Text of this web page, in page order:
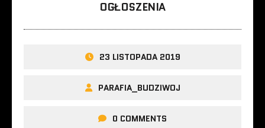
OGŁOSZENIA
23 LISTOPADA 2019
PARAFIA_BUDZIWOJ
0 COMMENTS